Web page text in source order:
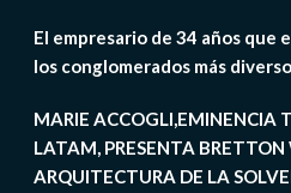
El empresario de 34 años que
los conglomerados más
MARIE ACCOGLI,EMINENCIA
LATAM, PRESENTA
ARQUITECTURA DE LA